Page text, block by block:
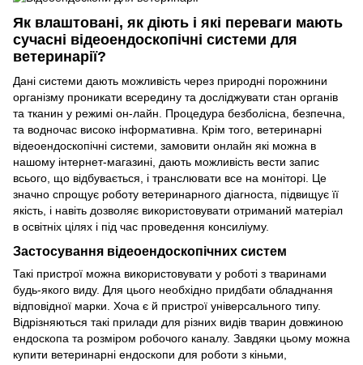
Як влаштовані, як діють і які переваги мають
сучасні відеоендоскопічні системи для
ветеринарії?
Дані системи дають можливість через природні порожнини
організму проникати всередину та досліджувати стан органів
та тканин у режимі он-лайн. Процедура безболісна, безпечна,
та водночас високо інформативна. Крім того, ветеринарні
відеоендоскопічні системи, замовити онлайн які можна в
нашому інтернет-магазині, дають можливість вести запис
всього, що відбувається, і транслювати все на моніторі. Це
значно спрощує роботу ветеринарного діагноста, підвищує її
якість, і навіть дозволяє використовувати отриманий матеріал
в освітніх цілях і під час проведення консиліуму.
Застосування відеоендоскопічних систем
Такі пристрої можна використовувати у роботі з тваринами
будь-якого виду. Для цього необхідно придбати обладнання
відповідної марки. Хоча є й пристрої універсального типу.
Відрізняються такі прилади для різних видів тварин довжиною
ендоскопа та розміром робочого каналу. Завдяки цьому можна
купити ветеринарні ендоскопи для роботи з кіньми,